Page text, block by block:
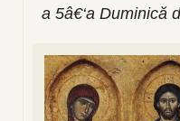
a 5â€‘a Duminică